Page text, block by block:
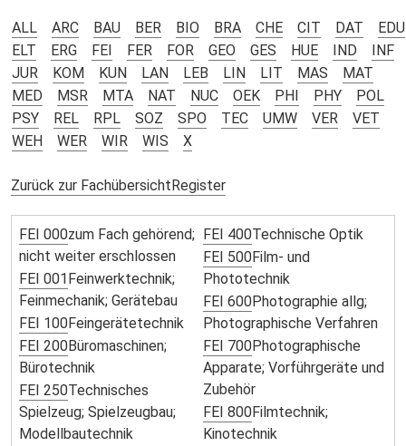
ALL ARC BAU BER BIO BRA CHE CIT DAT
EDU
ELT
ERG FEI FER FOR GEO GES HUE IND
INF
JUR
KOM KUN LAN LEB LIN LIT MAS
MAT
MED
MSR MTA NAT NUC OEK PHI PHY
POL
PSY
REL RPL SOZ SPO TEC UMW VER
VET
WEH
WER WIR WIS X
Zurück zur FachübersichtRegister
FEI 000zum Fach gehörend;
nicht weiter erschlossen
FEI 001Feinwerktechnik;
Feinmechanik; Gerätebau
FEI 100Feingerätetechnik
FEI 200Büromaschinen;
Bürotechnik
FEI 250Technisches
Spielzeug; Spielzeugbau;
Modellbautechnik
FEI 400Technische Optik
FEI 500Film- und
Phototechnik
FEI 600Photographie allg;
Photographische Verfahren
FEI 700Photographische
Apparate; Vorführgeräte und
Zubehör
FEI 800Filmtechnik;
Kinotechnik